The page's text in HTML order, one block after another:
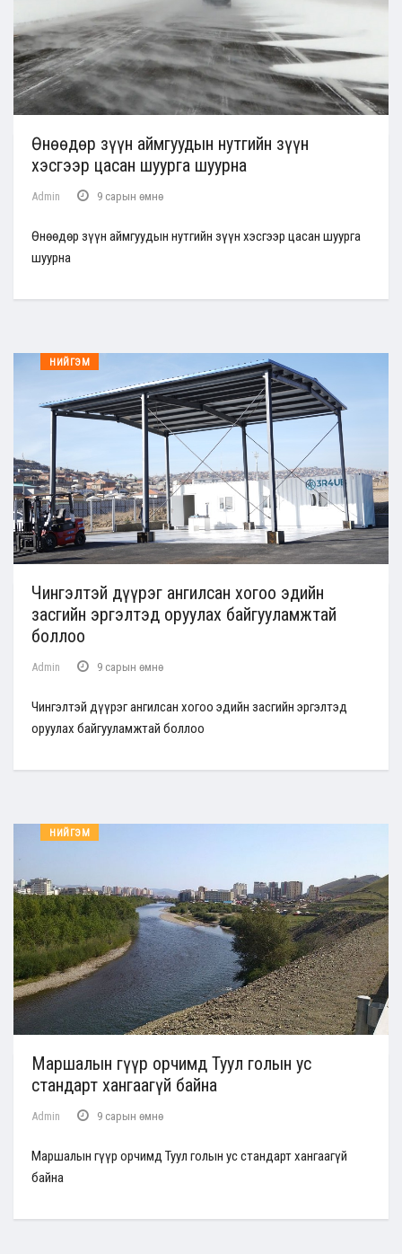
Өнөөдөр зүүн аймгуудын нутгийн зүүн
хэсгээр цасан шуурга шуурна
Admin 9 сарын өмнө
Өнөөдөр зүүн аймгуудын нутгийн зүүн хэсгээр цасан шуурга
шуурна
НИЙГЭМ
Чингэлтэй дүүрэг ангилсан хогоо эдийн
засгийн эргэлтэд оруулах байгууламжтай
боллоо
Admin 9 сарын өмнө
Чингэлтэй дүүрэг ангилсан хогоо эдийн засгийн эргэлтэд
оруулах байгууламжтай боллоо
НИЙГЭМ
Маршалын гүүр орчимд Туул голын ус
стандарт хангаагүй байна
Admin 9 сарын өмнө
Маршалын гүүр орчимд Туул голын ус стандарт хангаагүй
байна